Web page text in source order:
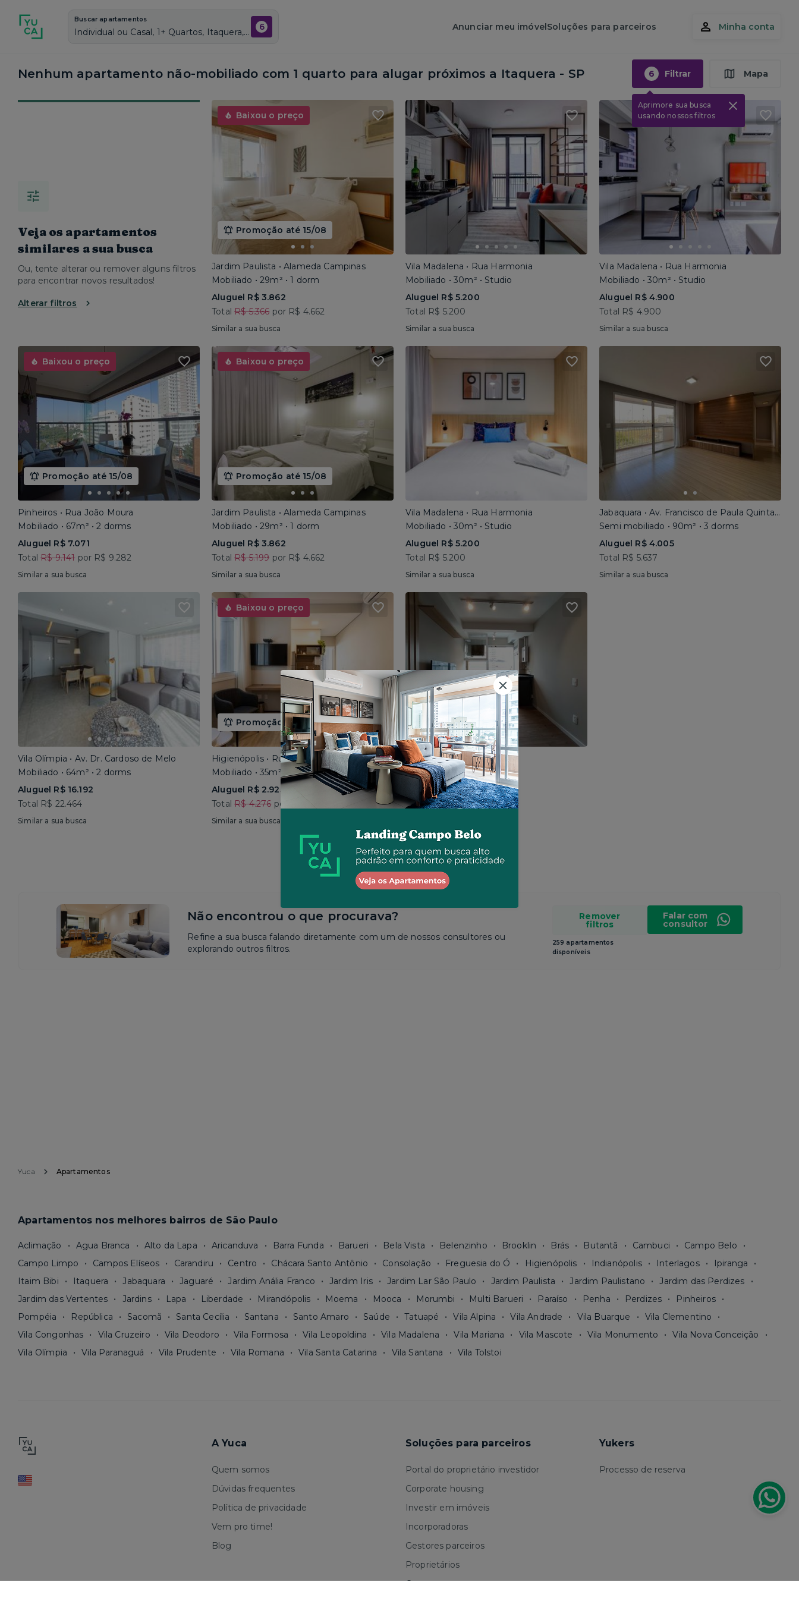
Buscar apartamentos
Individual ou Casal, 1+ Quartos, Itaquera, Vagas de garagem: Sim, Não mobiliado, Piscina 6 Anunciar meu imóvelSoluções para parceiros Minha conta
Nenhum apartamento não-mobiliado com 1 quarto para alugar próximos a Itaquera - SP 6 Filtrar
Aprimore sua busca
usando nossos filtros
Mapa
Veja os apartamentos
similares a sua busca
Ou, tente alterar ou remover alguns filtros
para encontrar novos resultados!
Alterar filtros
Baixou o preço
Promoção até 15/08
Jardim Paulista • Alameda Campinas
Mobiliado • 29m² • 1 dorm
Aluguel R$ 3.862
TotalR$ 5.366por R$ 4.662
Similar a sua busca
Vila Madalena • Rua Harmonia
Mobiliado • 30m² • Studio
Aluguel R$ 5.200
Total R$ 5.200
Similar a sua busca
Vila Madalena • Rua Harmonia
Mobiliado • 30m² • Studio
Aluguel R$ 4.900
Total R$ 4.900
Similar a sua busca
Baixou o preço
Promoção até 15/08
Pinheiros • Rua João Moura
Mobiliado • 67m² • 2 dorms
Aluguel R$ 7.071
TotalR$ 9.141por R$ 9.282
Similar a sua busca
Baixou o preço
Promoção até 15/08
Jardim Paulista • Alameda Campinas
Mobiliado • 29m² • 1 dorm
Aluguel R$ 3.862
TotalR$ 5.199por R$ 4.662
Similar a sua busca
Vila Madalena • Rua Harmonia
Mobiliado • 30m² • Studio
Aluguel R$ 5.200
Total R$ 5.200
Similar a sua busca
Jabaquara • Av. Francisco de Paula Quintanilha Ribeiro
Semi mobiliado • 90m² • 3 dorms
Aluguel R$ 4.005
Total R$ 5.637
Similar a sua busca
Vila Olímpia • Av. Dr. Cardoso de Melo
Mobiliado • 64m² • 2 dorms
Aluguel R$ 16.192
Total R$ 22.464
Similar a sua busca
Baixou o preço
Promoção até 15/08
Higienópolis • Rua Conselheiro Brotero
Mobiliado • 35m² • 1 dorm
Aluguel R$ 2.923
TotalR$ 4.276por R$ 4.188
Similar a sua busca
Butantã • Rua Sapetuba
Mobiliado • 43m² • 2 dorms
Aluguel R$ 3.966
Total R$ 5.423
Não encontrou o que procurava?
Refine a sua busca falando diretamente com um de nossos consultores ou
explorando outros filtros.
Remover
filtros
259 apartamentos
disponíveis
Falar com
consultor
Yuca Apartamentos
Apartamentos nos melhores bairros de São Paulo
Aclimação Agua Branca Alto da Lapa Aricanduva Barra Funda Barueri Bela Vista Belenzinho Brooklin Brás Butantã Cambuci
Campo Belo
Campo Limpo
Campos Elíseos Carandiru Centro Chácara Santo Antônio Consolação Freguesia do Ó Higienópolis Indianópolis Interlagos
Ipiranga
Itaim Bibi
Itaquera Jabaquara Jaguaré Jardim Anália Franco Jardim Iris Jardim Lar São Paulo Jardim Paulista Jardim Paulistano
Jardim das Perdizes
Jardim das Vertentes
Jardins Lapa Liberdade Mirandópolis Moema Mooca Morumbi Multi Barueri Paraíso Penha Perdizes
Pinheiros
Pompéia
República Sacomã Santa Cecília Santana Santo Amaro Saúde Tatuapé Vila Alpina Vila Andrade Vila Buarque
Vila Clementino
Vila Congonhas
Vila Cruzeiro Vila Deodoro Vila Formosa Vila Leopoldina Vila Madalena Vila Mariana Vila Mascote Vila Monumento
Vila Nova Conceição
Vila Olímpia
Vila Paranaguá Vila Prudente Vila Romana Vila Santa Catarina Vila Santana Vila Tolstoi
A Yuca
Quem somos
Dúvidas frequentes
Política de privacidade
Vem pro time!
Blog
Soluções para parceiros
Portal do proprietário investidor
Corporate housing
Investir em imóveis
Incorporadoras
Gestores parceiros
Proprietários
Corretores
Yukers
Processo de reserva